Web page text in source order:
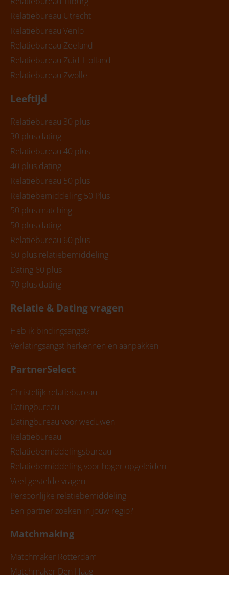
Relatiebureau Utrecht
Relatiebureau Venlo
Relatiebureau Zeeland
Relatiebureau Zuid-Holland
Relatiebureau Zwolle
Leeftijd
Relatiebureau 30 plus
30 plus dating
Relatiebureau 40 plus
40 plus dating
Relatiebureau 50 plus
Relatiebemiddeling 50 Plus
50 plus matching
50 plus dating
Relatiebureau 60 plus
60 plus relatiebemiddeling
Dating 60 plus
70 plus dating
Relatie & Dating vragen
Heb ik bindingsangst?
Verlatingsangst herkennen en aanpakken
PartnerSelect
Christelijk relatiebureau
Datingbureau
Datingbureau voor weduwen
Relatiebureau
Relatiebemiddelingsbureau
Relatiebemiddeling voor hoger opgeleiden
Veel gestelde vragen
Persoonlijke relatiebemiddeling
Een partner zoeken in jouw regio?
Matchmaking
Matchmaker Rotterdam
Matchmaker Den Haag